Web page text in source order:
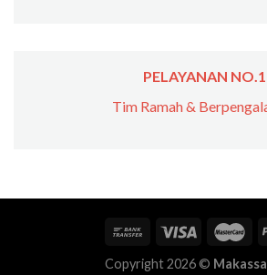
PELAYANAN NO.1
Tim Ramah &
Copyright 2026 ©